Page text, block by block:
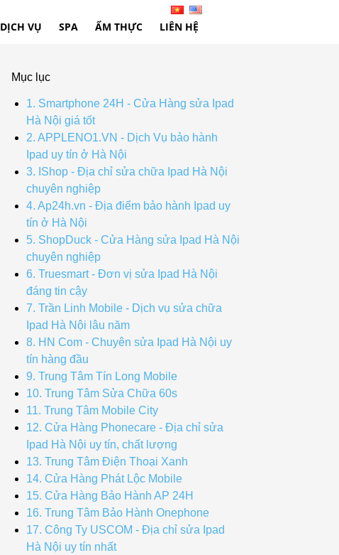
DỊCH VỤ SPA ẨM THỰC LIÊN HỆ
Mục lục
1. Smartphone 24H - Cửa Hàng sửa Ipad
Hà Nội giá tốt
2. APPLENO1.VN - Dịch Vụ bảo hành
Ipad uy tín ở Hà Nội
3. IShop - Địa chỉ sửa chữa Ipad Hà Nội
chuyên nghiệp
4. Ap24h.vn - Địa điểm bảo hành Ipad uy
tín ở Hà Nội
5. ShopDuck - Cửa Hàng sửa Ipad Hà Nội
chuyên nghiệp
6. Truesmart - Đơn vị sửa Ipad Hà Nội
đáng tin cậy
7. Trần Linh Mobile - Dịch vụ sửa chữa
Ipad Hà Nội lâu năm
8. HN Com - Chuyên sửa Ipad Hà Nội uy
tín hàng đầu
9. Trung Tâm Tín Long Mobile
10. Trung Tâm Sửa Chữa 60s
11. Trung Tâm Mobile City
12. Cửa Hàng Phonecare - Địa chỉ sửa
Ipad Hà Nội uy tín, chất lượng
13. Trung Tâm Điện Thoại Xanh
14. Cửa Hàng Phát Lộc Mobile
15. Cửa Hàng Bảo Hành AP 24H
16. Trung Tâm Bảo Hành Onephone
17. Công Ty USCOM - Địa chỉ sửa Ipad
Hà Nội uy tín nhất